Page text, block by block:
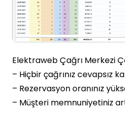
Elektraweb Çağrı Merkezi
– Hiçbir çağrınız cevapsız
– Rezervasyon oranınız
– Müşteri memnuniyetiniz